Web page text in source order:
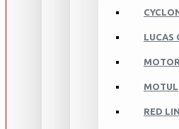
LUCAS
MOTUL
RED